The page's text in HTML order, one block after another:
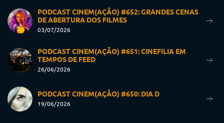
PODCAST CINEM(AÇÃO) #652: GRANDES CENAS
DE ABERTURA DOS FILMES
03/07/2026
PODCAST CINEM(AÇÃO) #651: CINEFILIA EM
TEMPOS DE FEED
26/06/2026
PODCAST CINEM(AÇÃO) #650: DIA D
19/06/2026